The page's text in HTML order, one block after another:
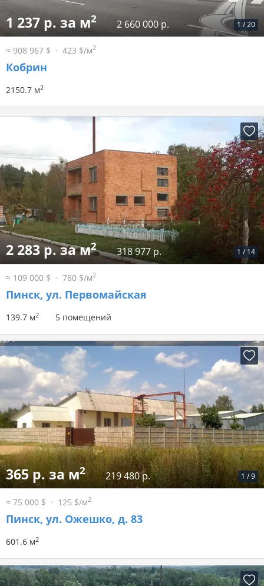
1 /20
1 237 р. за м2 2 660 000 р.
≈ 908 967 $ 423 $/м2
Кобрин
2150.7 м2
1 / 14
2 283 р. за м2 318 977 р.
≈ 109 000 $ 780 $/м2
Пинск, ул. Первомайская
139.7 м2 5 помещений
1 /9
365 р. за м2 219 480 р.
≈ 75 000 $ 125 $/м2
Пинск, ул. Ожешко, д. 83
601.6 м2